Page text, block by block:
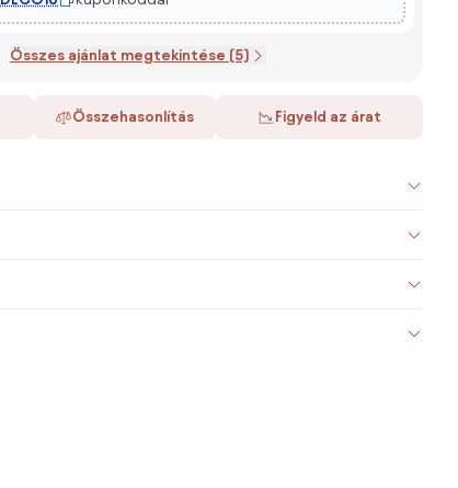
Összes ajánlat megtekintése (5)
Összehasonlítás Figyeld az árat